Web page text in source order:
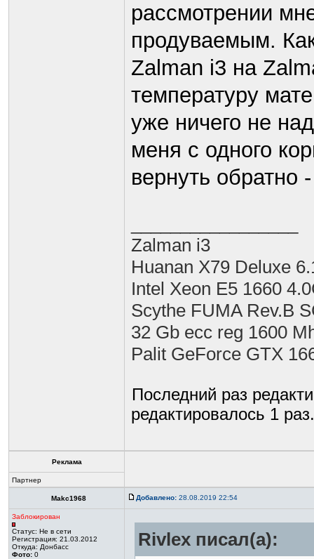
рассмотрении
продуваемым.
Zalman i3 на
температуру
уже ничего не
меня с одного
вернуть обратно
Zalman i3
Huanan X79 Deluxe
Intel Xeon E5 1660
Scythe FUMA Rev.B
32 Gb ecc reg 1600
Palit GeForce GTX
Последний раз
редактировалось 1 раз.
Реклама
Партнер
Makc1968 Добавлено: 28.08.2019 22:54
Заблокирован
Статус: Не в сети
Регистрация: 21.03.2012
Откуда: Донбасс
Фото: 0
Rivlex писал(а):